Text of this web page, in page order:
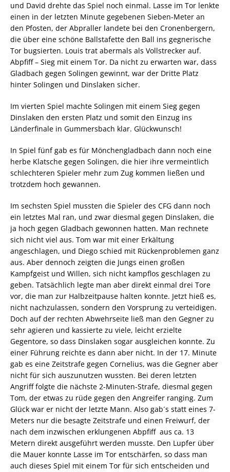
und David drehte das Spiel noch einmal. Lasse im Tor lenkte
einen in der letzten Minute gegebenen Sieben-Meter an
den Pfosten, der Abpraller landete bei den Cronenbergern,
die über eine schöne Ballstafette den Ball ins gegnerische
Tor bugsierten. Louis trat abermals als Vollstrecker auf.
Abpfiff – Sieg mit einem Tor. Da nicht zu erwarten war, dass
Gladbach gegen Solingen gewinnt, war der Dritte Platz
hinter Solingen und Dinslaken sicher.
Im vierten Spiel machte Solingen mit einem Sieg gegen
Dinslaken den ersten Platz und somit den Einzug ins
Länderfinale in Gummersbach klar. Glückwunsch!
In Spiel fünf gab es für Mönchengladbach dann noch eine
herbe Klatsche gegen Solingen, die hier ihre vermeintlich
schlechteren Spieler mehr zum Zug kommen ließen und
trotzdem hoch gewannen.
Im sechsten Spiel mussten die Spieler des CFG dann noch
ein letztes Mal ran, und zwar diesmal gegen Dinslaken, die
ja hoch gegen Gladbach gewonnen hatten. Man rechnete
sich nicht viel aus. Tom war mit einer Erkältung
angeschlagen, und Diego schied mit Rückenproblemen ganz
aus. Aber dennoch zeigten die Jungs einen großen
Kampfgeist und Willen, sich nicht kampflos geschlagen zu
geben. Tatsächlich legte man aber direkt einmal drei Tore
vor, die man zur Halbzeitpause halten konnte. Jetzt hieß es,
nicht nachzulassen, sondern den Vorsprung zu verteidigen.
Doch auf der rechten Abwehrseite ließ man den Gegner zu
sehr agieren und kassierte zu viele, leicht erzielte
Gegentore, so dass Dinslaken sogar ausgleichen konnte. Zu
einer Führung reichte es dann aber nicht. In der 17. Minute
gab es eine Zeitstrafe gegen Cornelius, was die Gegner aber
nicht für sich auszunutzen wussten. Bei deren letzten
Angriff folgte die nächste 2-Minuten-Strafe, diesmal gegen
Tom, der etwas zu rüde gegen den Angreifer ranging. Zum
Glück war er nicht der letzte Mann. Also gab´s statt eines 7-
Meters nur die besagte Zeitstrafe und einen Freiwurf, der
nach dem inzwischen erklungenen Abpfiff aus ca. 13
Metern direkt ausgeführt werden musste. Den Lupfer über
die Mauer konnte Lasse im Tor entschärfen, so dass man
auch dieses Spiel mit einem Tor für sich entscheiden und